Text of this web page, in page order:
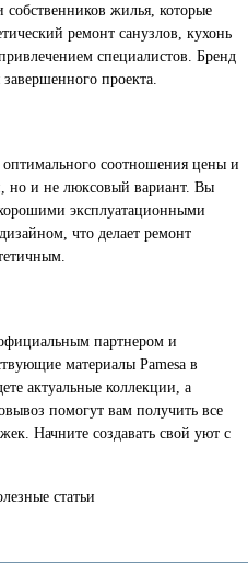
жилья, которые
ремонт санузлов, кухонь
специалистов. Бренд
проекта.
оптимального соотношения цены и
но и не люксовый вариант. Вы
эксплуатационными
что делает ремонт
партнером и
материалы Pamesa в
актуальные коллекции, а
помогут вам получить все
Начните создавать свой уют с
статьи